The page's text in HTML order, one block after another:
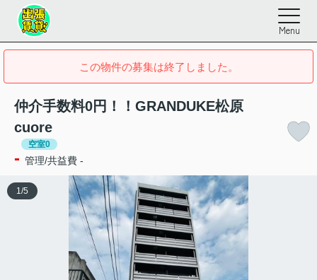
Menu
この物件の募集は終了しました。
仲介手数料0円！！GRANDUKE松原
cuore
空室0
- 管理/共益費 -
1 /5